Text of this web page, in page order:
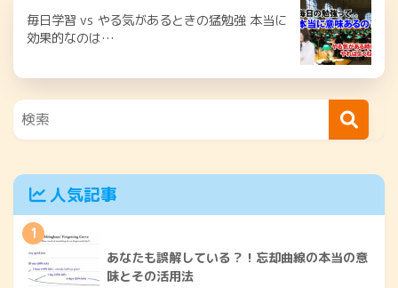
毎日学習 vs やる気があるときの猛勉強 本当に
効果的なのは…
人気記事
1
あなたも誤解している？！忘却曲線の本当の意
味とその活用法